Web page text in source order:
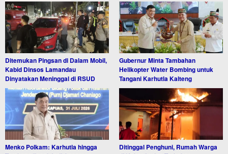
Ditemukan Pingsan di Dalam Mobil,
Kabid Dinsos Lamandau
Dinyatakan Meninggal di RSUD
Gubernur Minta Tambahan
Helikopter Water Bombing untuk
Tangani Karhutla Kalteng
Menko Polkam: Karhutla hingga
Ditinggal Penghuni, Rumah Warga